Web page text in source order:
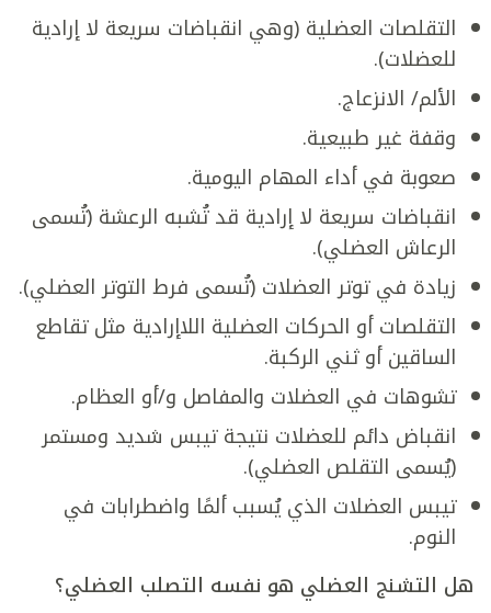
التقلصات العضلية (وهي انقباضات سريعة لا إرادية
للعضلات).
الألم/ الانزعاج.
وقفة غير طبيعية.
صعوبة في أداء المهام اليومية.
انقباضات سريعة لا إرادية قد تُشبه الرعشة (تُسمى
الرعاش العضلي).
زيادة في توتر العضلات (تُسمى فرط التوتر العضلي).
التقلصات أو الحركات العضلية اللاإرادية مثل تقاطع
الساقين أو ثني الركبة.
تشوهات في العضلات والمفاصل و/أو العظام.
انقباض دائم للعضلات نتيجة تيبس شديد ومستمر
(يُسمى التقلص العضلي).
تيبس العضلات الذي يُسبب ألمًا واضطرابات في
النوم.
هل التشنج العضلي هو نفسه التصلب العضلي؟